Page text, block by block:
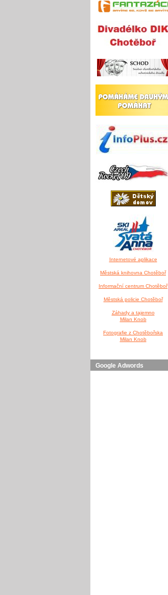
Internetové aplikace
Městská knihovna Chotěboř
Informační centrum Chotěboř
Městská policie Chotěboř
Záhady a tajemno
Milan Knob
Fotografie z Chotěbořska
Milan Knob
Google Adwords